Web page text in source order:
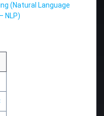
(Natural Language
NLP)